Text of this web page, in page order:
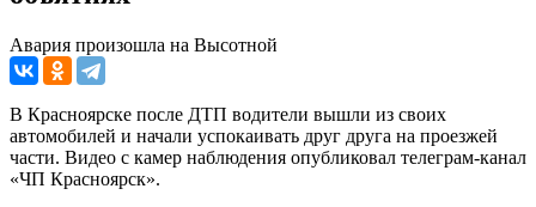
Авария произошла на Высотной
В Красноярске после ДТП водители вышли из своих
автомобилей и начали успокаивать друг друга на проезжей
части. Видео с камер наблюдения опубликовал телеграм-канал
«ЧП Красноярск».